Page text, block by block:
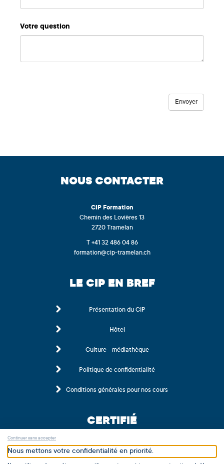
Votre question
NOUS CONTACTER
CIP Formation
Chemin des Lovières 13
2720 Tramelan
T +41 32 486 04 86
formation@cip-tramelan.ch
LE CIP EN BREF
Présentation du CIP
Hôtel
Culture - médiathèque
Politique de confidentialité
Conditions générales pour nos cours
CERTIFIÉ
Continuer sans accepter
Nous mettons votre confidentialité en priorité.